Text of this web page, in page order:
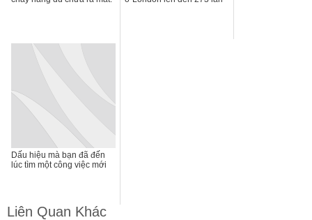
Dấu hiệu mà bạn đã đến
lúc tìm một công việc mới
Liên Quan Khác